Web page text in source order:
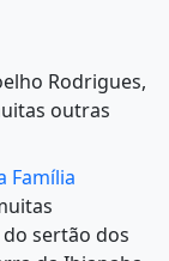
Rodrigues,
outras
Família
sertão dos